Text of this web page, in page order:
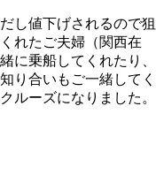
し値下げされるので狙
れたご夫婦（関西在
に乗船してくれたり、
り合いもご一緒してく
ルーズになりました。